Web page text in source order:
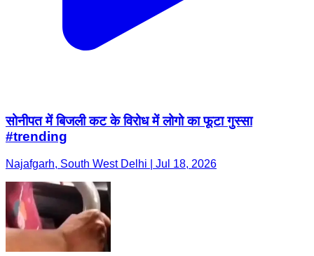
सोनीपत में बिजली कट के विरोध में लोगो का फूटा गुस्सा
#trending
Najafgarh, South West Delhi | Jul 18, 2026